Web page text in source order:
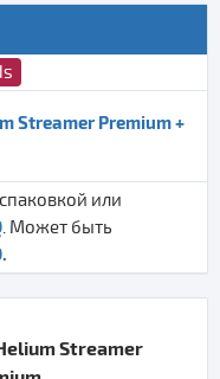
Streamer Premium +
или
. Может быть
Streamer